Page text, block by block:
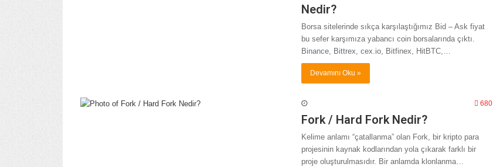
Nedir?
Borsa sitelerinde sıkça karşılaştığımız Bid – Ask fiyat
bu sefer karşımıza yabancı coin borsalarında çıktı.
Binance, Bittrex, cex.io, Bitfinex, HitBTC,…
Devamını Oku »
680
Fork / Hard Fork Nedir?
Kelime anlamı “çatallanma” olan Fork, bir kripto para
projesinin kaynak kodlarından yola çıkarak farklı bir
proje oluşturulmasıdır. Bir anlamda klonlanma…